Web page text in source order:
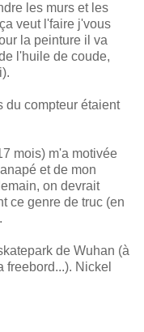
les murs et les
veut l'faire j'vous
la peinture il va
l'huile de coude,
du compteur étaient
mois) m'a motivée
et de mon
on devrait
ce genre de truc (en
de Wuhan (à
freebord...). Nickel